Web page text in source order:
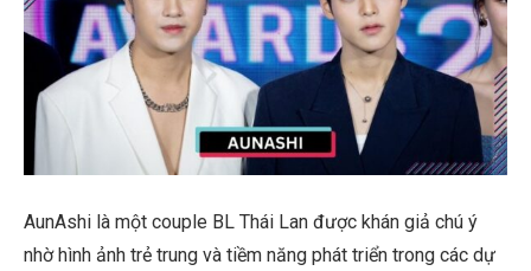
AunAshi là một couple BL Thái Lan được khán giả chú ý
nhờ hình ảnh trẻ trung và tiềm năng phát triển trong các dự